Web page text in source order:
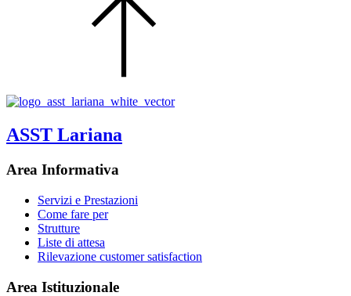
ASST Lariana
Area Informativa
Servizi e Prestazioni
Come fare per
Strutture
Liste di attesa
Rilevazione customer satisfaction
Area Istituzionale